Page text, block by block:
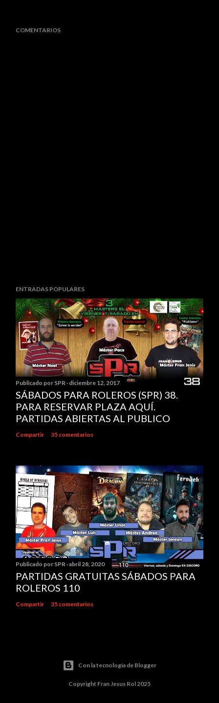
COMENTARIOS
ENTRADAS POPULARES
Publicado por SPR diciembre 12, 2017
SÁBADOS PARA ROLEROS (SPR) 38.
PARA RESERVAR PLAZA AQUÍ.
PARTIDAS ABIERTAS AL PUBLICO
Compartir 35 comentarios
Publicado por SPR abril 28, 2020
PARTIDAS GRATUITAS SÁBADOS PARA
ROLEROS 110
Compartir 35 comentarios
Con la tecnología de Blogger
Copyright Fran Jesus Rol 2025